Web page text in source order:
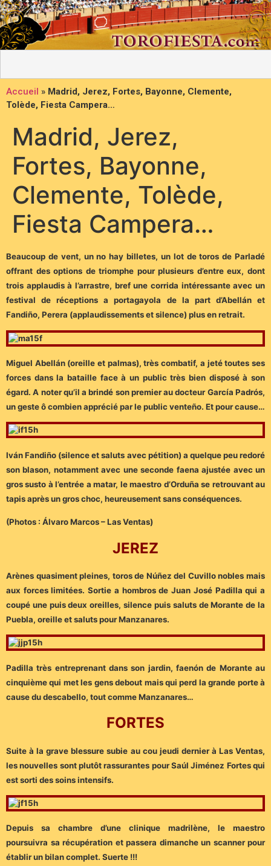
Accueil » Madrid, Jerez, Fortes, Bayonne, Clemente,
Tolède, Fiesta Campera…
Madrid, Jerez,
Fortes, Bayonne,
Clemente, Tolède,
Fiesta Campera…
Beaucoup de vent, un no hay billetes, un lot de toros de Parladé
offrant des options de triomphe pour plusieurs d’entre eux, dont
trois applaudis à l’arrastre, bref une corrida intéressante avec un
festival de réceptions a portagayola de la part d’Abellán et
Fandiño, Perera (applaudissements et silence) plus en retrait.
Miguel Abellán (oreille et palmas), très combatif, a jeté toutes ses
forces dans la bataille face à un public très bien disposé à son
égard. A noter qu’il a brindé son premier au docteur García Padrós,
un geste ô combien apprécié par le public venteño. Et pour cause…
Iván Fandiño (silence et saluts avec pétition) a quelque peu redoré
son blason, notamment avec une seconde faena ajustée avec un
gros susto à l’entrée a matar, le maestro d’Orduña se retrouvant au
tapis après un gros choc, heureusement sans conséquences.
(Photos : Álvaro Marcos – Las Ventas)
JEREZ
Arènes quasiment pleines, toros de Núñez del Cuvillo nobles mais
aux forces limitées. Sortie a hombros de Juan José Padilla qui a
coupé une puis deux oreilles, silence puis saluts de Morante de la
Puebla, oreille et saluts pour Manzanares.
Padilla très entreprenant dans son jardin, faenón de Morante au
cinquième qui met les gens debout mais qui perd la grande porte à
cause du descabello, tout comme Manzanares…
FORTES
Suite à la grave blessure subie au cou jeudi dernier à Las Ventas,
les nouvelles sont plutôt rassurantes pour Saúl Jiménez Fortes qui
est sorti des soins intensifs.
Depuis sa chambre d’une clinique madrilène, le maestro
poursuivra sa récupération et passera dimanche un scanner pour
établir un bilan complet. Suerte !!!